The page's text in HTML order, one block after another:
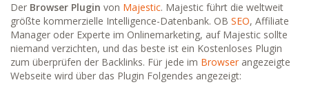
Der Browser Plugin von Majestic. Majestic führt die weltweit
größte kommerzielle Intelligence-Datenbank. OB SEO, Affiliate
Manager oder Experte im Onlinemarketing, auf Majestic sollte
niemand verzichten, und das beste ist ein Kostenloses Plugin
zum überprüfen der Backlinks. Für jede im Browser angezeigte
Webseite wird über das Plugin Folgendes angezeigt: